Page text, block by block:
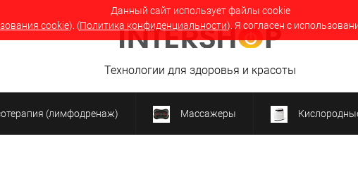
Данный сайт использует файлы cookie
cookie). (Политика конфиденциальности). Я согласен с
Технологии для здоровья и красоты
(лимфодренаж) Массажеры